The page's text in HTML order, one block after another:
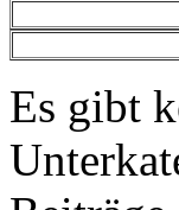
Es gibt